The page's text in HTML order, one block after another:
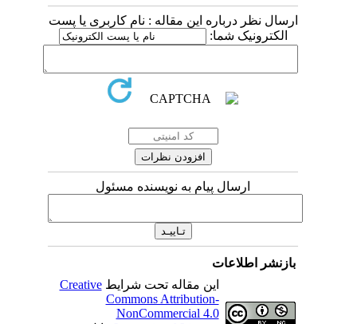
ارسال نظر درباره این مقاله : نام کاربری یا پست
الکترونیک شما:
ارسال پیام به نویسنده مسئول
بازنشر اطلاعات
این مقاله تحت شرایطCreative
Commons Attribution-
NonCommercial 4.0